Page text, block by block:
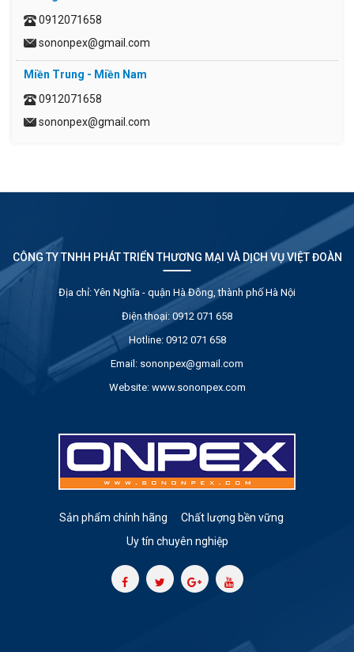
0912071658
sononpex@gmail.com
Miền Trung - Miền Nam
0912071658
sononpex@gmail.com
CÔNG TY TNHH PHÁT TRIỂN THƯƠNG MẠI VÀ DỊCH VỤ VIỆT ĐOÀN
Địa chỉ: Yên Nghĩa - quận Hà Đông, thành phố Hà Nội
Điện thoại: 0912 071 658
Hotline:0912 071 658
Email: sononpex@gmail.com
Website:www.sononpex.com
Sản phẩm chính hãng
Chất lượng bền vững
Uy tín chuyên nghiệp